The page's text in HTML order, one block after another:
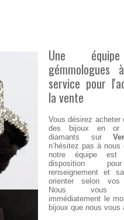
Une
gémmologues
service pour
la vente
Vous désirez acheter
des bijoux en or
diamants sur
n’hésitez pas à nous
notre équipe
disposition
renseignement et
orienter selon vos
Nous vous
immédiatement le
bijoux que nous vous